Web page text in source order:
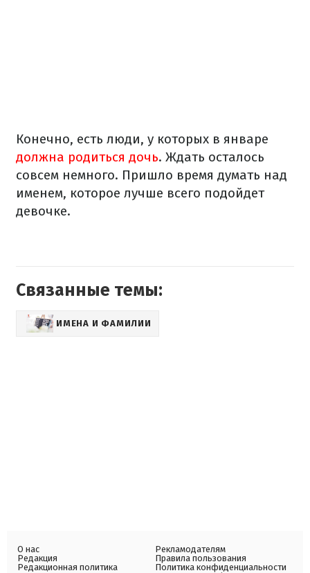
Конечно, есть люди, у которых в январе
должна родиться дочь. Ждать осталось
совсем немного. Пришло время думать над
именем, которое лучше всего подойдет
девочке.
Связанные темы:
ИМЕНА И ФАМИЛИИ
О нас
Редакция
Редакционная политика
Рекламодателям
Правила пользования
Политика конфиденциальности